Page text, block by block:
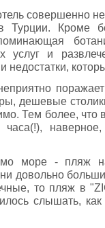
совершенно
Турции. Кроме
услуг и
недостатки,
поражает
дешевые
Тем более, что
часа(!),
море - пляж
довольно
то пляж в
слышать,